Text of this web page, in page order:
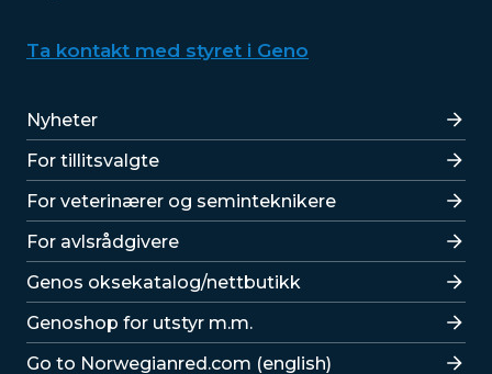
Ta kontakt med styret i Geno
Lenker
Nyheter
For tillitsvalgte
For veterinærer og seminteknikere
For avlsrådgivere
Lenker
Genos oksekatalog/nettbutikk
Genoshop for utstyr m.m.
Go to Norwegianred.com (english)